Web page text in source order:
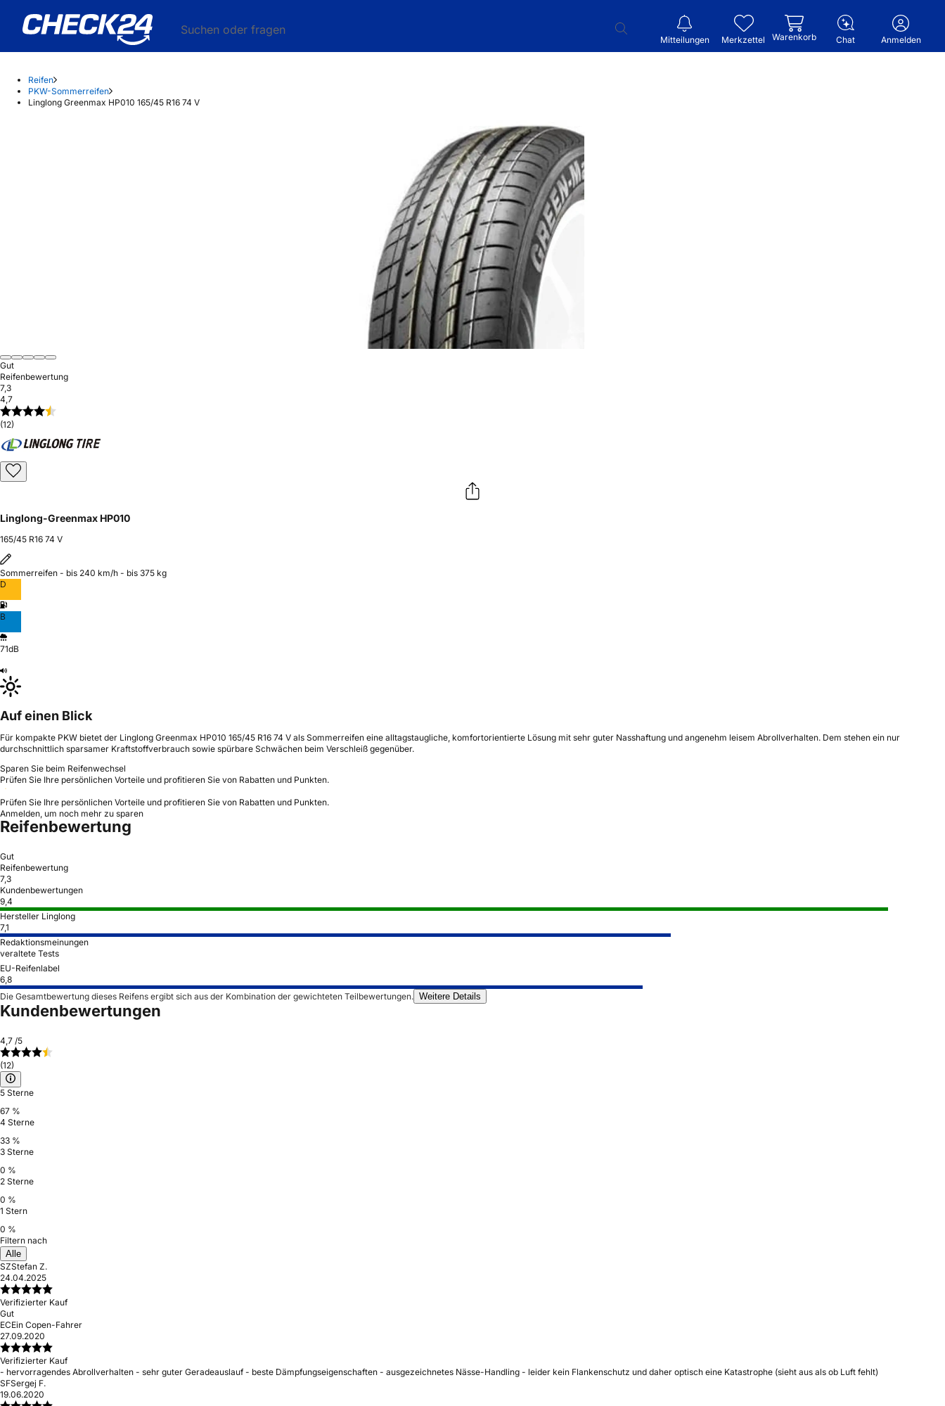
Suchen oder fragen
Mitteilungen Merkzettel Warenkorb Chat Anmelden
Reifen
PKW-Sommerreifen
Linglong Greenmax HP010 165/45 R16 74 V
Gut
Reifenbewertung
7,3
4,7
(12)
Linglong-Greenmax HP010
165/45 R16 74 V
Sommerreifen - bis 240 km/h - bis 375 kg
D
B
71dB
Auf einen Blick
Für kompakte PKW bietet der Linglong Greenmax HP010 165/45 R16 74 V als Sommerreifen eine alltagstaugliche, komfortorientierte Lösung mit sehr guter Nasshaftung und angenehm leisem Abrollverhalten. Dem stehen ein nur
durchschnittlich sparsamer Kraftstoffverbrauch sowie spürbare Schwächen beim Verschleiß gegenüber.
Sparen Sie beim Reifenwechsel
Prüfen Sie Ihre persönlichen Vorteile und profitieren Sie von Rabatten und Punkten.
Prüfen Sie Ihre persönlichen Vorteile und profitieren Sie von Rabatten und Punkten.
Anmelden, um noch mehr zu sparen
Reifenbewertung
Gut
Reifenbewertung
7,3
Kundenbewertungen
9,4
Hersteller Linglong
7,1
Redaktionsmeinungen
veraltete Tests
EU-Reifenlabel
6,8
Die Gesamtbewertung dieses Reifens ergibt sich aus der Kombination der gewichteten Teilbewertungen. Weitere Details
Kundenbewertungen
4,7 /5
(12)
5 Sterne
67 %
4 Sterne
33 %
3 Sterne
0 %
2 Sterne
0 %
1 Stern
0 %
Filtern nach
Alle
SZStefan Z.
24.04.2025
Verifizierter Kauf
Gut
ECEin Copen-Fahrer
27.09.2020
Verifizierter Kauf
- hervorragendes Abrollverhalten - sehr guter Geradeauslauf - beste Dämpfungseigenschaften - ausgezeichnetes Nässe-Handling - leider kein Flankenschutz und daher optisch eine Katastrophe (sieht aus als ob Luft fehlt)
SFSergej F.
19.06.2020